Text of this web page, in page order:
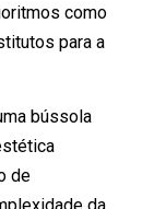
como
para a
bússola
de